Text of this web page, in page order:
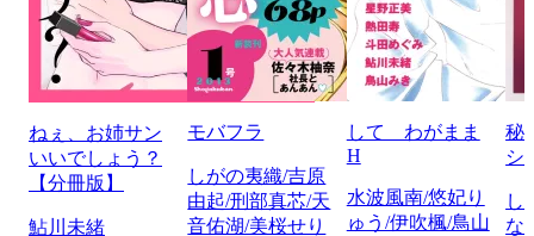
ねぇ、お姉サン
いいでしょう？
【分冊版】
鮎川未緒
モバフラ
しがの夷織/吉原
由起/刑部真芯/天
音佑湖/美桜せり
して わがまま
H
水波風南/悠妃り
ゅう/伊吹楓/鳥山
秘
シ
し
な